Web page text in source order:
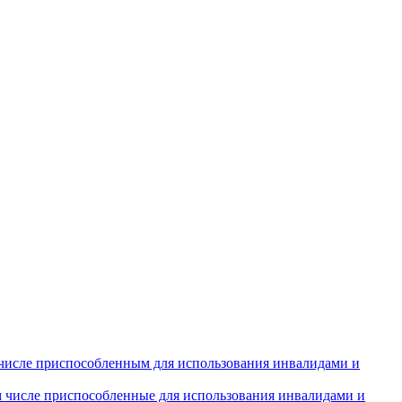
приспособленным для использования инвалидами и
приспособленные для использования инвалидами и